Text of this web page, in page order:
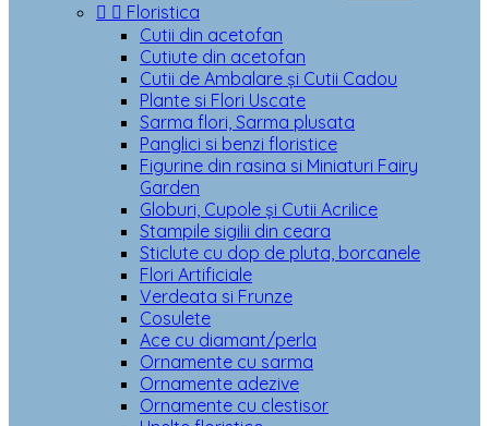
  Floristica
Cutii din acetofan
Cutiute din acetofan
Cutii de Ambalare și Cutii Cadou
Plante si Flori Uscate
Sarma flori, Sarma plusata
Panglici si benzi floristice
Figurine din rasina si Miniaturi Fairy
Garden
Globuri, Cupole și Cutii Acrilice
Stampile sigilii din ceara
Sticlute cu dop de pluta, borcanele
Flori Artificiale
Verdeata si Frunze
Cosulete
Ace cu diamant/perla
Ornamente cu sarma
Ornamente adezive
Ornamente cu clestisor